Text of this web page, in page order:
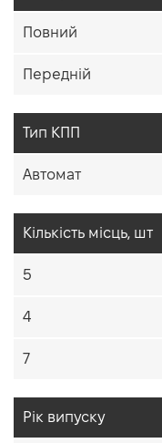
Повний
Передній
Тип КПП
Автомат
Кiлькiсть мiсць, шт
5
4
7
Рік випуску